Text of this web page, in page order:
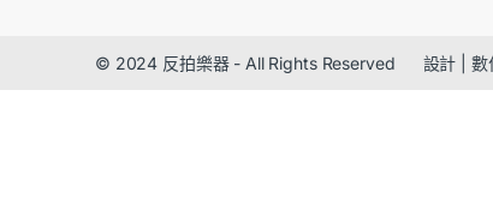
© 2024 反拍樂器 - All Rights Reserved 設計 | 數